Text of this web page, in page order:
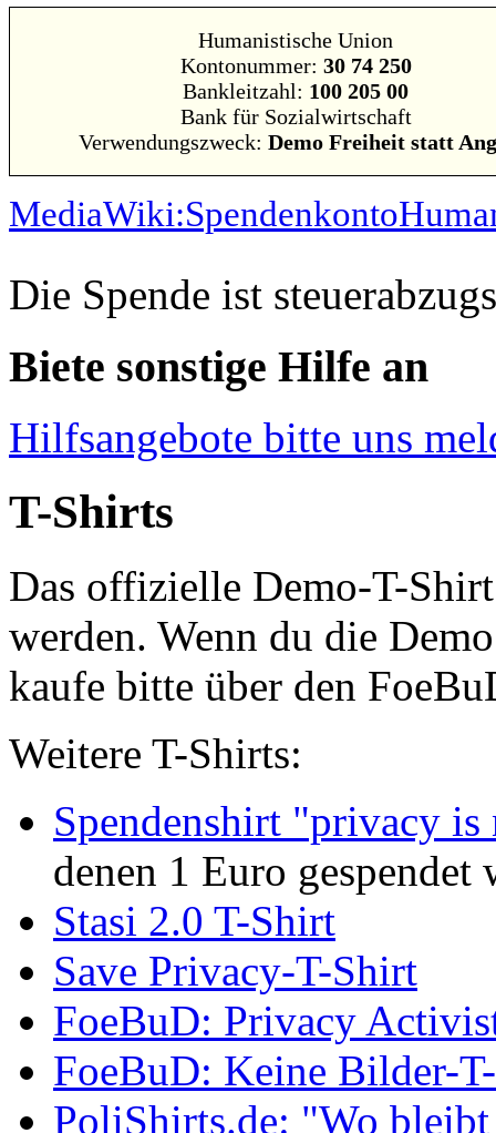
Humanistische Union
Kontonummer: 30 74 250
Bankleitzahl: 100 205 00
Bank für Sozialwirtschaft
Verwendungszweck: Demo Freiheit statt
Die Spende ist
Biete sonstige Hilfe an
Hilfsangebote bitte uns
T-Shirts
Das offizielle Demo-T-
werden. Wenn du die
kaufe bitte über den
Weitere T-Shirts:
Spendenshirt "privacy is
denen 1 Euro gespendet
Stasi 2.0 T-Shirt
Save Privacy-T-Shirt
FoeBuD: Privacy
FoeBuD: Keine Bilder-
PoliShirts.de: "Wo